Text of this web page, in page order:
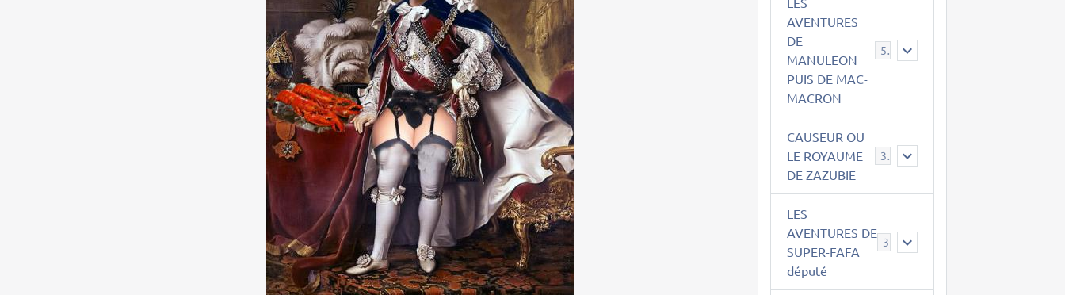
AVENTURES
DE
MANULEON
PUIS DE MAC-
MACRON
543
CAUSEUR OU
LE ROYAUME
DE ZAZUBIE
38
LES
AVENTURES DE
SUPER-FAFA
député